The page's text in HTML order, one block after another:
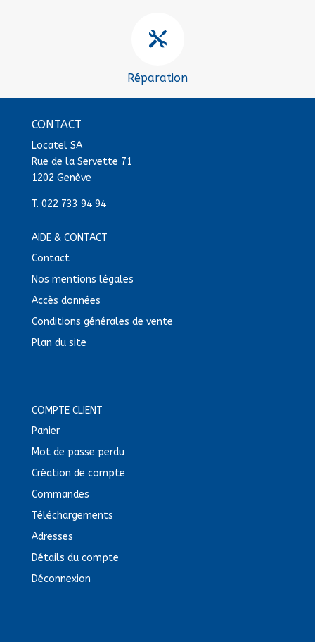

Réparation
CONTACT
Locatel SA
Rue de la Servette 71
1202 Genève
T. 022 733 94 94
AIDE & CONTACT
Contact
Nos mentions légales
Accès données
Conditions générales de vente
Plan du site
COMPTE CLIENT
Panier
Mot de passe perdu
Création de compte
Commandes
Téléchargements
Adresses
Détails du compte
Déconnexion